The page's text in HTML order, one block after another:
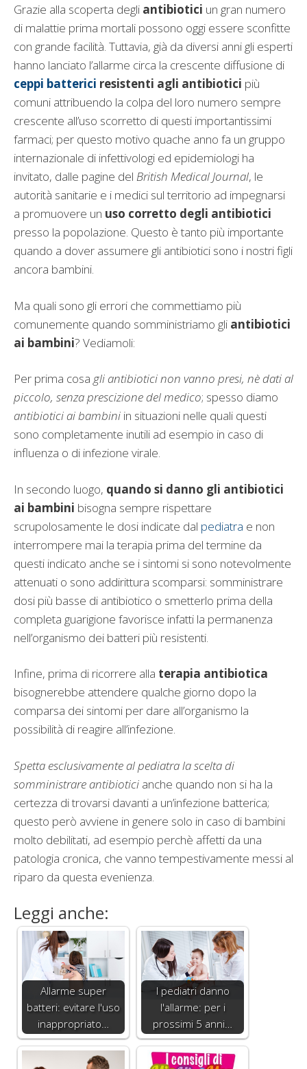
Grazie alla scoperta degli antibiotici un gran numero
di malattie prima mortali possono oggi essere sconfitte
con grande facilità. Tuttavia, già da diversi anni gli esperti
hanno lanciato l’allarme circa la crescente diffusione di
ceppi batterici resistenti agli antibiotici più
comuni attribuendo la colpa del loro numero sempre
crescente all’uso scorretto di questi importantissimi
farmaci; per questo motivo quache anno fa un gruppo
internazionale di infettivologi ed epidemiologi ha
invitato, dalle pagine del British Medical Journal, le
autorità sanitarie e i medici sul territorio ad impegnarsi
a promuovere un uso corretto degli antibiotici
presso la popolazione. Questo è tanto più importante
quando a dover assumere gli antibiotici sono i nostri figli
ancora bambini.
Ma quali sono gli errori che commettiamo più
comunemente quando somministriamo gli antibiotici
ai bambini? Vediamoli:
Per prima cosa gli antibiotici non vanno presi, nè dati al
piccolo, senza prescizione del medico; spesso diamo
antibiotici ai bambini in situazioni nelle quali questi
sono completamente inutili ad esempio in caso di
influenza o di infezione virale.
In secondo luogo, quando si danno gli antibiotici
ai bambini bisogna sempre rispettare
scrupolosamente le dosi indicate dal pediatra e non
interrompere mai la terapia prima del termine da
questi indicato anche se i sintomi si sono notevolmente
attenuati o sono addirittura scomparsi: somministrare
dosi più basse di antibiotico o smetterlo prima della
completa guarigione favorisce infatti la permanenza
nell’organismo dei batteri più resistenti.
Infine, prima di ricorrere alla terapia antibiotica
bisognerebbe attendere qualche giorno dopo la
comparsa dei sintomi per dare all’organismo la
possibilità di reagire all’infezione.
Spetta esclusivamente al pediatra la scelta di
somministrare antibiotici anche quando non si ha la
certezza di trovarsi davanti a un’infezione batterica;
questo però avviene in genere solo in caso di bambini
molto debilitati, ad esempio perchè affetti da una
patologia cronica, che vanno tempestivamente messi al
riparo da questa evenienza.
Leggi anche:
Allarme super
batteri: evitare l'uso
inappropriato…
I pediatri danno
l'allarme: per i
prossimi 5 anni…